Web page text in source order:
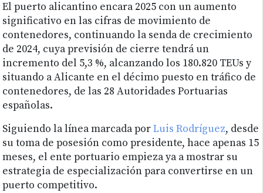
El puerto alicantino encara 2025 con un aumento
significativo en las cifras de movimiento de
contenedores, continuando la senda de crecimiento
de 2024, cuya previsión de cierre tendrá un
incremento del 5,3 %, alcanzando los 180.820 TEUs y
situando a Alicante en el décimo puesto en tráfico de
contenedores, de las 28 Autoridades Portuarias
españolas.
Siguiendo la línea marcada porLuis Rodríguez, desde
su toma de posesión como presidente, hace apenas 15
meses, el ente portuario empieza ya a mostrar su
estrategia de especialización para convertirse en un
puerto competitivo.